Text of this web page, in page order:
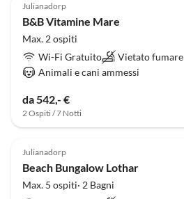
Julianadorp
B&B Vitamine Mare
Max. 2 ospiti
Wi-Fi Gratuito
Vietato fumare
Animali e cani ammessi
da 542,- €
2 Ospiti / 7 Notti
4.5 (1)
Julianadorp
Beach Bungalow Lothar
Max. 5 ospiti· 2 Bagni